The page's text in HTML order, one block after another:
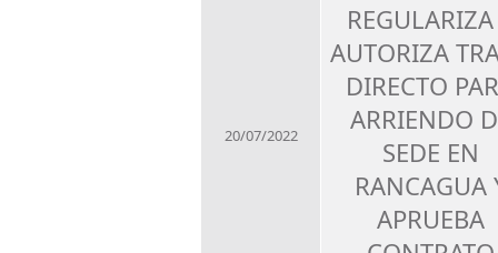
20/07/2022
AUTORIZA
DIRECTO
ARRIENDO
SEDE EN
RANCAGUA
APRUEBA